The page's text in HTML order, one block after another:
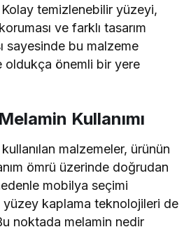
Kolay temizlenebilir yüzeyi,
ve farklı tasarım
sayesinde bu malzeme
oldukça önemli bir yere
Kullanımı
malzemeler, ürünün
ömrü üzerinde doğrudan
mobilya seçimi
yüzey kaplama teknolojileri de
noktada melamin nedir